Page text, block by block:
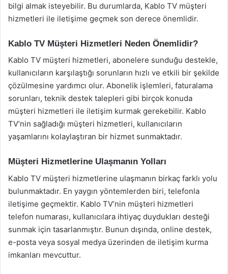
bilgi almak isteyebilir. Bu durumlarda, Kablo TV müşteri
hizmetleri ile iletişime geçmek son derece önemlidir.
Kablo TV Müşteri Hizmetleri Neden Önemlidir?
Kablo TV müşteri hizmetleri, abonelere sunduğu destekle,
kullanıcıların karşılaştığı sorunların hızlı ve etkili bir şekilde
çözülmesine yardımcı olur. Abonelik işlemleri, faturalama
sorunları, teknik destek talepleri gibi birçok konuda
müşteri hizmetleri ile iletişim kurmak gerekebilir. Kablo
TV’nin sağladığı müşteri hizmetleri, kullanıcıların
yaşamlarını kolaylaştıran bir hizmet sunmaktadır.
Müşteri Hizmetlerine Ulaşmanın Yolları
Kablo TV müşteri hizmetlerine ulaşmanın birkaç farklı yolu
bulunmaktadır. En yaygın yöntemlerden biri, telefonla
iletişime geçmektir. Kablo TV’nin müşteri hizmetleri
telefon numarası, kullanıcılara ihtiyaç duydukları desteği
sunmak için tasarlanmıştır. Bunun dışında, online destek,
e-posta veya sosyal medya üzerinden de iletişim kurma
imkanları mevcuttur.